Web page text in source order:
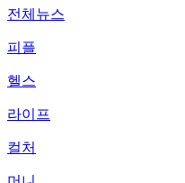
전체뉴스
피플
헬스
라이프
컬처